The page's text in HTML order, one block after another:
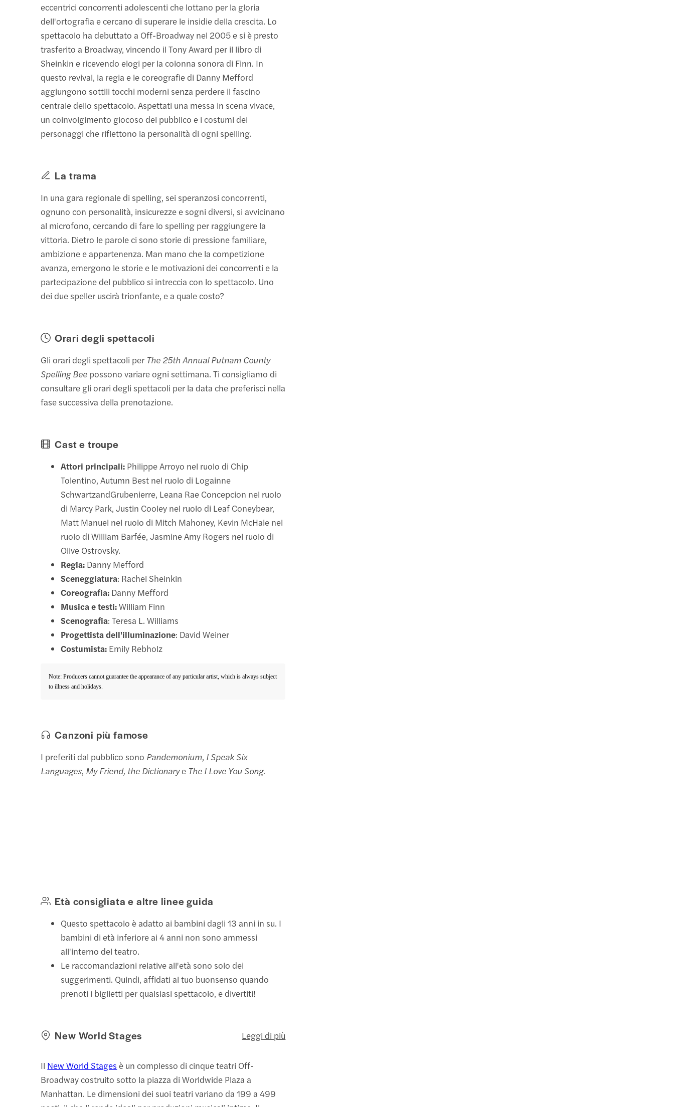
eccentrici concorrenti adolescenti che lottano per la gloria
dell'ortografia e cercano di superare le insidie della crescita. Lo
spettacolo ha debuttato a Off-Broadway nel 2005 e si è presto
trasferito a Broadway, vincendo il Tony Award per il libro di
Sheinkin e ricevendo elogi per la colonna sonora di Finn. In
questo revival, la regia e le coreografie di Danny Mefford
aggiungono sottili tocchi moderni senza perdere il fascino
centrale dello spettacolo. Aspettati una messa in scena vivace,
un coinvolgimento giocoso del pubblico e i costumi dei
personaggi che riflettono la personalità di ogni spelling.
La trama
In una gara regionale di spelling, sei speranzosi concorrenti,
ognuno con personalità, insicurezze e sogni diversi, si avvicinano
al microfono, cercando di fare lo spelling per raggiungere la
vittoria. Dietro le parole ci sono storie di pressione familiare,
ambizione e appartenenza. Man mano che la competizione
avanza, emergono le storie e le motivazioni dei concorrenti e la
partecipazione del pubblico si intreccia con lo spettacolo. Uno
dei due speller uscirà trionfante, e a quale costo?
Orari degli spettacoli
Gli orari degli spettacoli per The 25th Annual Putnam County
Spelling Bee possono variare ogni settimana. Ti consigliamo di
consultare gli orari degli spettacoli per la data che preferisci nella
fase successiva della prenotazione.
Cast e troupe
Attori principali: Philippe Arroyo nel ruolo di Chip
Tolentino, Autumn Best nel ruolo di Logainne
SchwartzandGrubenierre, Leana Rae Concepcion nel ruolo
di Marcy Park, Justin Cooley nel ruolo di Leaf Coneybear,
Matt Manuel nel ruolo di Mitch Mahoney, Kevin McHale nel
ruolo di William Barfée, Jasmine Amy Rogers nel ruolo di
Olive Ostrovsky.
Regia: Danny Mefford
Sceneggiatura: Rachel Sheinkin
Coreografia: Danny Mefford
Musica e testi:William Finn
Scenografia: Teresa L. Williams
Progettista dell'illuminazione: David Weiner
Costumista: Emily Rebholz
Note: Producers cannot guarantee the appearance of any particular artist, which is always subject
to illness and holidays.
Canzoni più famose
I preferiti dal pubblico sono Pandemonium, I Speak Six
Languages, My Friend, the Dictionarye The I Love You Song.
Età consigliata e altre linee guida
Questo spettacolo è adatto ai bambini dagli 13 anni in su. I
bambini di età inferiore ai 4 anni non sono ammessi
all'interno del teatro.
Le raccomandazioni relative all'età sono solo dei
suggerimenti. Quindi, affidati al tuo buonsenso quando
prenoti i biglietti per qualsiasi spettacolo, e divertiti!
New World Stages Leggi di più
Il New World Stages è un complesso di cinque teatri Off-
Broadway costruito sotto la piazza di Worldwide Plaza a
Manhattan. Le dimensioni dei suoi teatri variano da 199 a 499